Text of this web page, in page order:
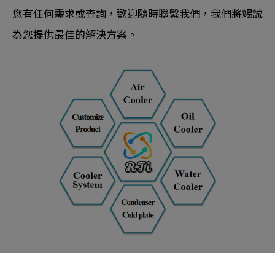
您有任何需求或查詢，歡迎隨時聯繫我們，我們將竭誠
為您提供最佳的解決方案。